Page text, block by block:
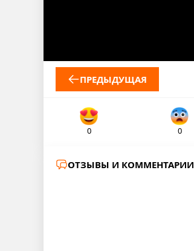
ПРЕДЫДУЩАЯ
0 0
ОТЗЫВЫ И КОММЕНТАРИИ